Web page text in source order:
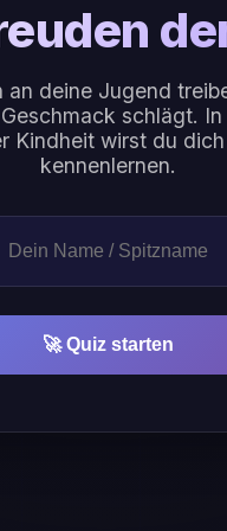
an deine Jugend
schlägt.
Kindheit wirst du
kennenlernen.
🚀 Quiz starten